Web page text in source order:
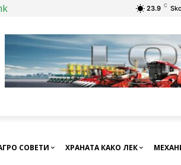
23.9 C
СОВЕТИ ХРАНАТА КАКО ЛЕК